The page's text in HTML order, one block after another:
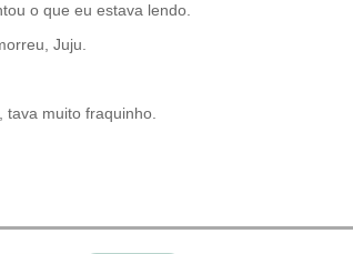
o que eu estava lendo.
Juju.
muito fraquinho.